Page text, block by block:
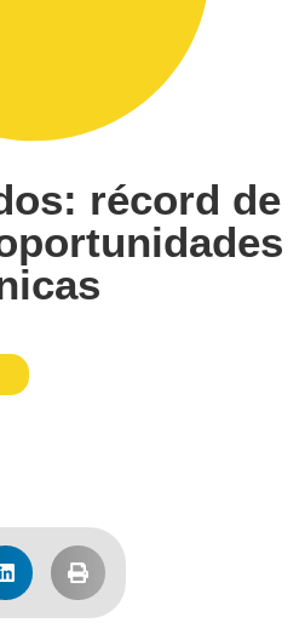
récord de